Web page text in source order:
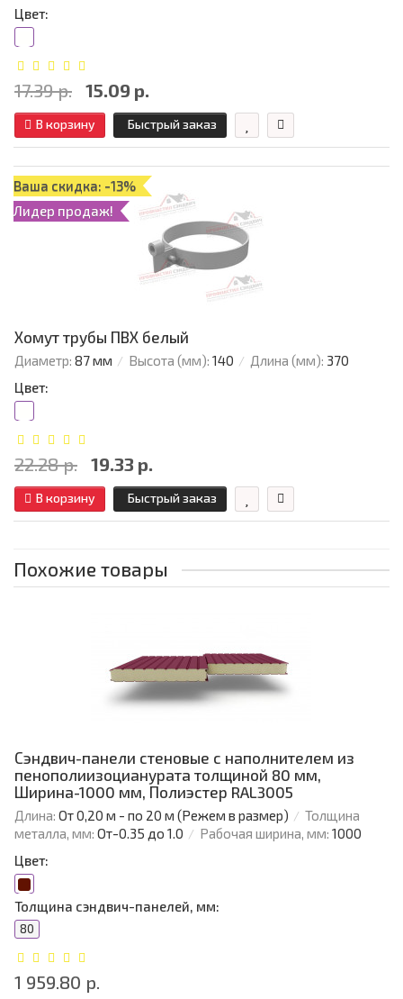
Цвет:
17.39 р. 15.09 р.
В корзину Быстрый заказ
Ваша скидка: -13%
Лидер продаж!
Хомут трубы ПВХ белый
Диаметр: 87 мм Высота (мм): 140 Длина (мм): 370
Цвет:
22.28 р. 19.33 р.
В корзину Быстрый заказ
Похожие товары
Сэндвич-панели стеновые с наполнителем из
пенополиизоцианурата толщиной 80 мм,
Ширина-1000 мм, Полиэстер RAL3005
Длина: От 0,20 м - по 20 м (Режем в размер)
Толщина
металла, мм: От-0.35 до 1.0 Рабочая ширина, мм: 1000
Цвет:
Толщина сэндвич-панелей, мм:
80
1 959.80 р.